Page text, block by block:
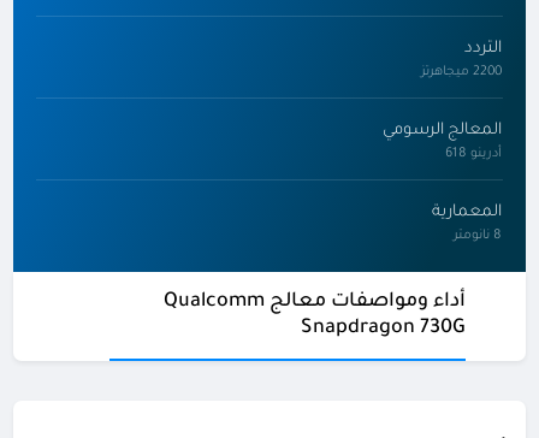
التردد
2200 ميجاهرتز
المعالج الرسومي
أدرينو 618
المعمارية
8 نانومتر
أداء ومواصفات معالج Qualcomm
Snapdragon 730G